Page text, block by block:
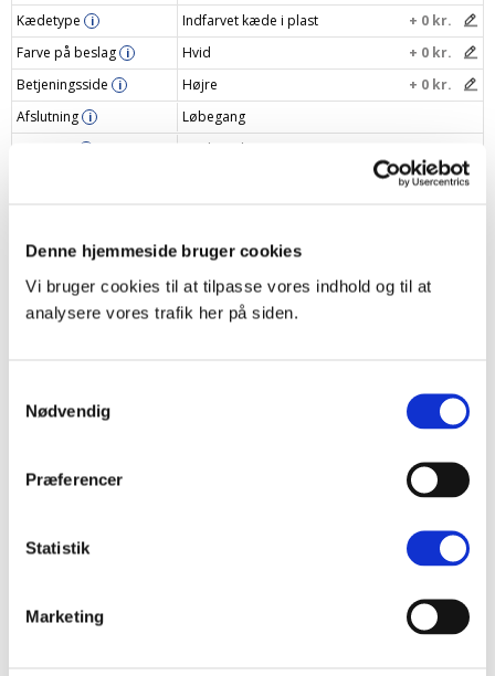
Denne hjemmeside bruger cookies
Vi bruger cookies til at tilpasse vores indhold og til at
analysere vores trafik her på siden.
Nødvendig
Præferencer
Statistik
Marketing
Kædetype
i Indfarvet kæde i plast
+ 0 kr.
Farve på beslag
i Hvid
+ 0 kr.
Betjeningsside
i Højre
+ 0 kr.
Afslutning
i
Løbegang
Kædetræk
– + Læg i indkøbskurv
Produktbeskrivelse
Specifikationer
Monteringsvejledning